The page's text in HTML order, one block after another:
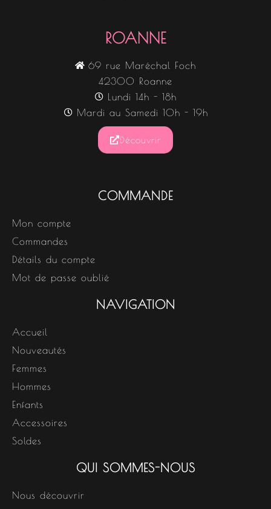
ROANNE
69 rue Maréchal Foch
42300 Roanne
Lundi 14h - 18h
Mardi au Samedi 10h - 19h
Découvrir
COMMANDE
Mon compte
Commandes
Détails du compte
Mot de passe oublié
NAVIGATION
Accueil
Nouveautés
Femmes
Hommes
Enfants
Accessoires
Soldes
QUI SOMMES-NOUS
Nous découvrir